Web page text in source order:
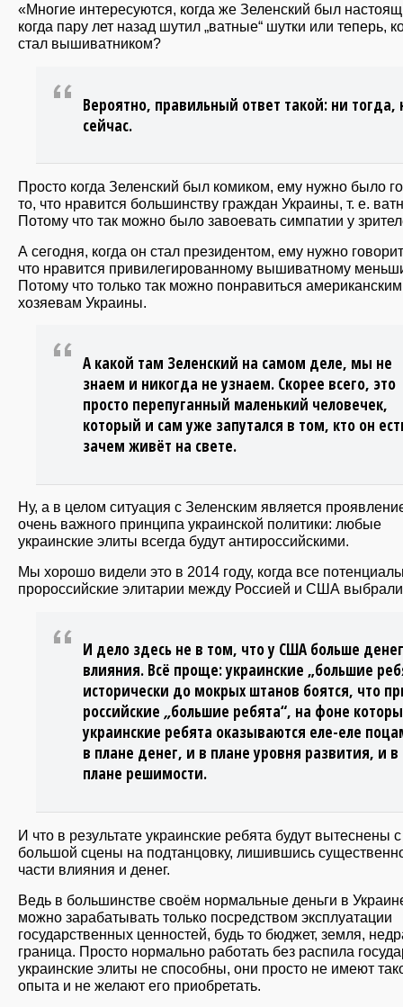
«Многие интересуются, когда же Зеленский был
когда пару лет назад шутил „ватные“ шутки или теперь,
стал вышиватником?
Вероятно, правильный ответ такой: ни тогда,
сейчас.
Просто когда Зеленский был комиком, ему нужно было
то, что нравится большинству граждан Украины, т. е.
Потому что так можно было завоевать симпатии у
А сегодня, когда он стал президентом, ему нужно
что нравится привилегированному вышиватному
Потому что только так можно понравиться американским
хозяевам Украины.
А какой там Зеленский на самом деле, мы не
знаем и никогда не узнаем. Скорее всего, это
просто перепуганный маленький человечек,
который и сам уже запутался в том, кто он
зачем живёт на свете.
Ну, а в целом ситуация с Зеленским является
очень важного принципа украинской политики: любые
украинские элиты всегда будут антироссийскими.
Мы хорошо видели это в 2014 году, когда все
пророссийские элитарии между Россией и США
И дело здесь не в том, что у США больше
влияния. Всё проще: украинские „большие
исторически до мокрых штанов боятся, что
российские „большие ребята“, на фоне
украинские ребята оказываются еле-еле
в плане денег, и в плане уровня развития, и в
плане решимости.
И что в результате украинские ребята будут вытеснены с
большой сцены на подтанцовку, лишившись
части влияния и денег.
Ведь в большинстве своём нормальные деньги в
можно зарабатывать только посредством эксплуатации
государственных ценностей, будь то бюджет, земля,
граница. Просто нормально работать без распила
украинские элиты не способны, они просто не имеют
опыта и не желают его приобретать.